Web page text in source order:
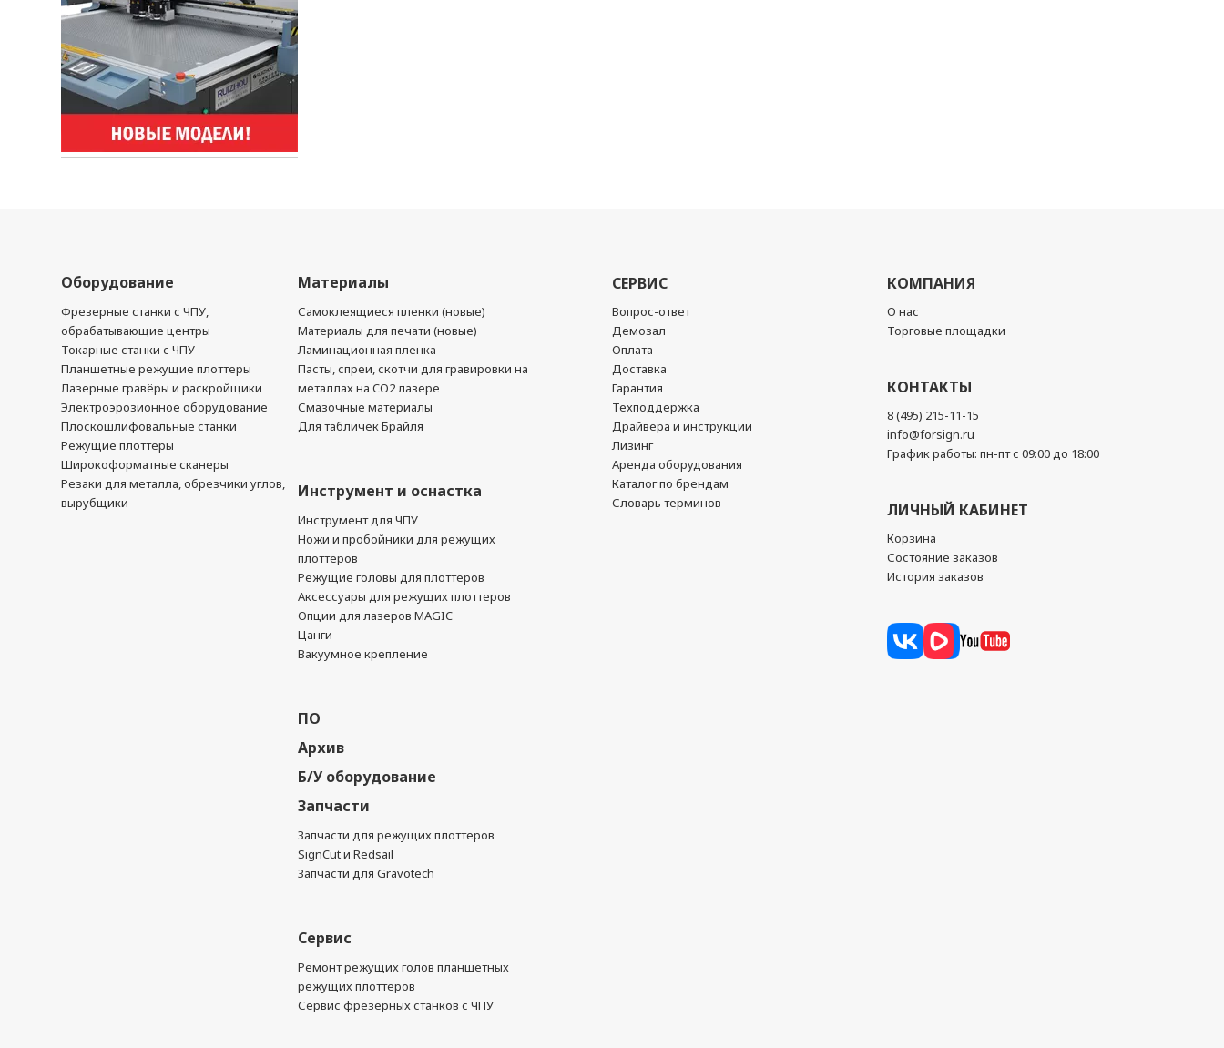
Оборудование
Фрезерные станки с ЧПУ,
обрабатывающие центры
Токарные станки с ЧПУ
Планшетные режущие плоттеры
Лазерные гравёры и раскройщики
Электроэрозионное оборудование
Плоскошлифовальные станки
Режущие плоттеры
Широкоформатные сканеры
Резаки для металла, обрезчики углов,
вырубщики
Материалы
Самоклеящиеся пленки (новые)
Материалы для печати (новые)
Ламинационная пленка
Пасты, спреи, скотчи для гравировки на
металлах на CO2 лазере
Смазочные материалы
Для табличек Брайля
Инструмент и оснастка
Инструмент для ЧПУ
Ножи и пробойники для режущих
плоттеров
Режущие головы для плоттеров
Аксессуары для режущих плоттеров
Опции для лазеров MAGIC
Цанги
Вакуумное крепление
ПО
Архив
Б/У оборудование
Запчасти
Запчасти для режущих плоттеров
SignCut и Redsail
Запчасти для Gravotech
Сервис
Ремонт режущих голов планшетных
режущих плоттеров
Сервис фрезерных станков с ЧПУ
СЕРВИС
Вопрос-ответ
Демозал
Оплата
Доставка
Гарантия
Техподдержка
Драйвера и инструкции
Лизинг
Аренда оборудования
Каталог по брендам
Словарь терминов
КОМПАНИЯ
О нас
Торговые площадки
КОНТАКТЫ
8 (495) 215-11-15
info@forsign.ru
График работы: пн-пт с 09:00 до 18:00
ЛИЧНЫЙ КАБИНЕТ
Корзина
Состояние заказов
История заказов